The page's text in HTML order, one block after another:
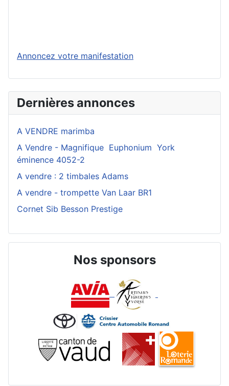
Annoncez votre manifestation
Dernières annonces
A VENDRE marimba
A Vendre - Magnifique Euphonium York
éminence 4052-2
A vendre : 2 timbales Adams
A vendre - trompette Van Laar BR1
Cornet Sib Besson Prestige
Nos sponsors